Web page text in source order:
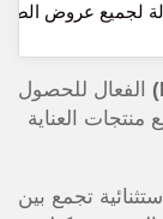
الفعال للحصول
منتجات العناية
تجمع بين